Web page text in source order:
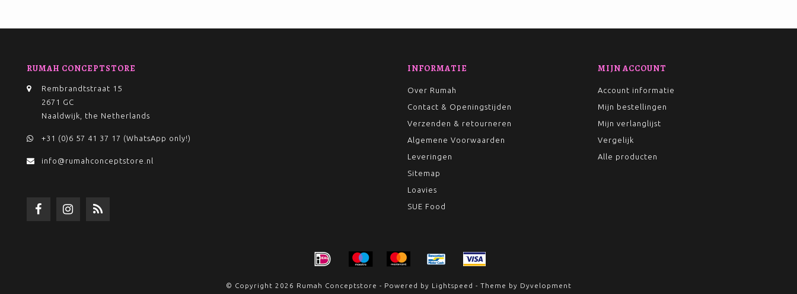
RUMAH CONCEPTSTORE
Rembrandtstraat 15
2671 GC
Naaldwijk, the Netherlands
+31 (0)6 57 41 37 17 (WhatsApp only!)
info@rumahconceptstore.nl
INFORMATIE
Over Rumah
Contact & Openingstijden
Verzenden & retourneren
Algemene Voorwaarden
Leveringen
Sitemap
Loavies
SUE Food
MIJN ACCOUNT
Account informatie
Mijn bestellingen
Mijn verlanglijst
Vergelijk
Alle producten
© Copyright 2026 Rumah Conceptstore - Powered by Lightspeed - Theme by Dyvelopment